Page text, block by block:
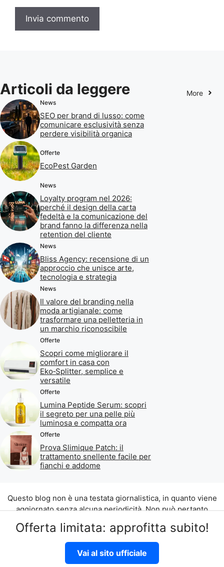
Offerta limitata: approfitta subito!
Vai al sito ufficiale
Articoli da leggere More
News
SEO per brand di lusso: come
comunicare esclusività senza
perdere visibilità organica
Offerte
EcoPest Garden
News
Loyalty program nel 2026:
perché il design della carta
fedeltà e la comunicazione del
brand fanno la differenza nella
retention del cliente
News
Bliss Agency: recensione di un
approccio che unisce arte,
tecnologia e strategia
News
Il valore del branding nella
moda artigianale: come
trasformare una pelletteria in
un marchio riconoscibile
Offerte
Scopri come migliorare il
comfort in casa con
Eko‑Splitter, semplice e
versatile
Offerte
Lumina Peptide Serum: scopri
il segreto per una pelle più
luminosa e compatta ora
Offerte
Prova Slimique Patch: il
trattamento snellente facile per
fianchi e addome
Questo blog non è una testata giornalistica, in quanto viene
aggiornato senza alcuna periodicità. Non può pertanto
del 07.03.2001.
©2026 di Aliados Srl C.da Piana Romana snc, 90010 Lascari
(PA) P.IVA 07262700821
Disclaimer|Privacy Policy